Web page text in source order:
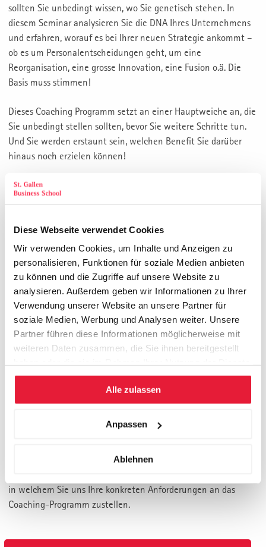
Diese Webseite verwendet Cookies
Wir verwenden Cookies, um Inhalte und Anzeigen zu
personalisieren, Funktionen für soziale Medien anbieten
zu können und die Zugriffe auf unsere Website zu
analysieren. Außerdem geben wir Informationen zu Ihrer
Verwendung unserer Website an unsere Partner für
soziale Medien, Werbung und Analysen weiter. Unsere
Partner führen diese Informationen möglicherweise mit
weiteren Daten zusammen, die Sie ihnen bereitgestellt
gesammelt haben.
Alle zulassen
Anpassen
Ablehnen
sollten Sie unbedingt wissen, wo Sie genetisch stehen. In
diesem Seminar analysieren Sie die DNA Ihres Unternehmens
und erfahren, worauf es bei Ihrer neuen Strategie ankommt –
ob es um Personalentscheidungen geht, um eine
Reorganisation, eine grosse Innovation, eine Fusion o.ä. Die
Basis muss stimmen!
Dieses Coaching Programm setzt an einer Hauptweiche an, die
Sie unbedingt stellen sollten, bevor Sie weitere Schritte tun.
Und Sie werden erstaunt sein, welchen Benefit Sie darüber
hinaus noch erzielen können!
THEMEN
Effizienz- und effektivitätsgetriebene Unternehmen
Was machen Hidden Champions eigentlich so anders
Was für eine Genetik hat mein Unternehmen und passt
diese zur Strategie
Neuausrichtung
Ist mein Ziel Kunden-, Kosten- oder
Kompetenzführerschaft
Vom Generalisten zu neuen Wachstumsszenarien
in welchem Sie uns Ihre konkreten Anforderungen an das
Coaching-Programm zustellen.